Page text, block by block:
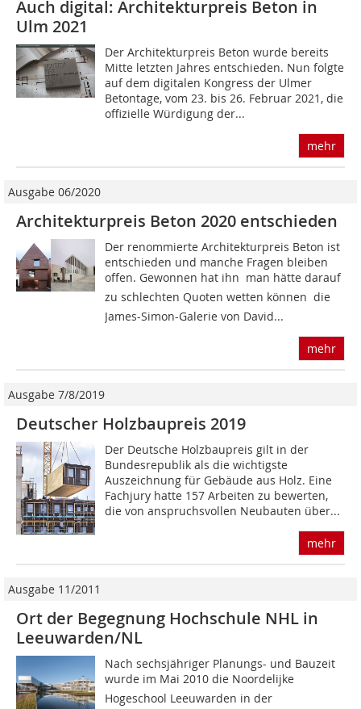
Auch digital: Architekturpreis Beton in
Ulm 2021
Der Architekturpreis Beton wurde bereits
Mitte letzten Jahres entschieden. Nun folgte
auf dem digitalen Kongress der Ulmer
Betontage, vom 23. bis 26. Februar 2021, die
offizielle Würdigung der...
mehr
Ausgabe 06/2020
Architekturpreis Beton 2020 entschieden
Der renommierte Architekturpreis Beton ist
entschieden und manche Fragen bleiben
offen. Gewonnen hat ihn  man hätte darauf
zu schlechten Quoten wetten können  die
James-Simon-Galerie von David...
mehr
Ausgabe 7/8/2019
Deutscher Holzbaupreis 2019
Der Deutsche Holzbaupreis gilt in der
Bundesrepublik als die wichtigste
Auszeichnung für Gebäude aus Holz. Eine
Fachjury hatte 157 Arbeiten zu bewerten,
die von anspruchsvollen Neubauten über...
mehr
Ausgabe 11/2011
Ort der Begegnung Hochschule NHL in
Leeuwarden/NL
Nach sechsjähriger Planungs- und Bauzeit
wurde im Mai 2010 die Noordelijke
Hogeschool Leeuwarden in der